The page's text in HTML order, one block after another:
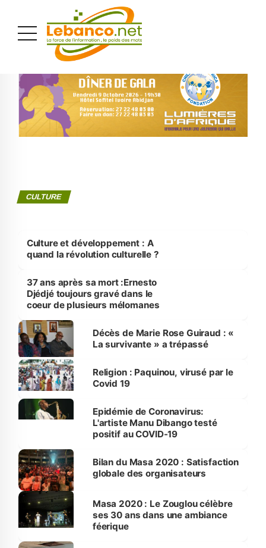
CULTURE
Culture et développement : A
quand la révolution culturelle ?
37 ans après sa mort :Ernesto
Djédjé toujours gravé dans le
coeur de plusieurs mélomanes
Décès de Marie Rose Guiraud : «
La survivante » a trépassé
Religion : Paquinou, virusé par le
Covid 19
Epidémie de Coronavirus:
L'artiste Manu Dibango testé
positif au COVID-19
Bilan du Masa 2020 : Satisfaction
globale des organisateurs
Masa 2020 : Le Zouglou célèbre
ses 30 ans dans une ambiance
féerique